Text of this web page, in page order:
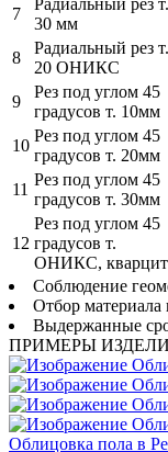
7
30 мм
8
Радиальный рез т.
20 ОНИКС
9
Рез под углом 45
градусов т. 10мм
10
Рез под углом 45
градусов т. 20мм
11
Рез под углом 45
градусов т. 30мм
12
Рез под углом 45
градусов т.
ОНИКС, кварцит
Соблюдение
Отбор материала
Выдержанные
ПРИМЕРЫ
Облицовка пола в